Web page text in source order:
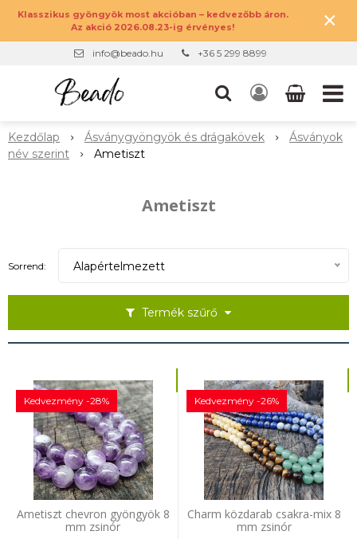
Klasszikus gyöngyök most akcióban – kedvezőbb áron.
Az akció 2026.08.23-ig érvényes!
×
info@beado.hu +36 5 299 8899
Kezdőlap Ásványgyöngyök és drágakövek
Ásványok
név szerint
Ametiszt
Ametiszt
Termék szűrő
Sorrend: Alapértelmezett
Ametiszt chevron gyöngyök 8
mm zsinór
Kedvezmény -28%
Charm közdarab csakra-mix 8
mm zsinór
Kedvezmény -26%